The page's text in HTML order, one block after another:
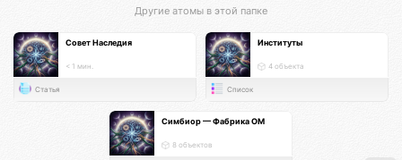
Другие атомы в этой папке
Совет Наследия
< 1 мин.
Статья
Институты
4 объекта
Список
Симбиор — Фабрика ОМ
8 объектов